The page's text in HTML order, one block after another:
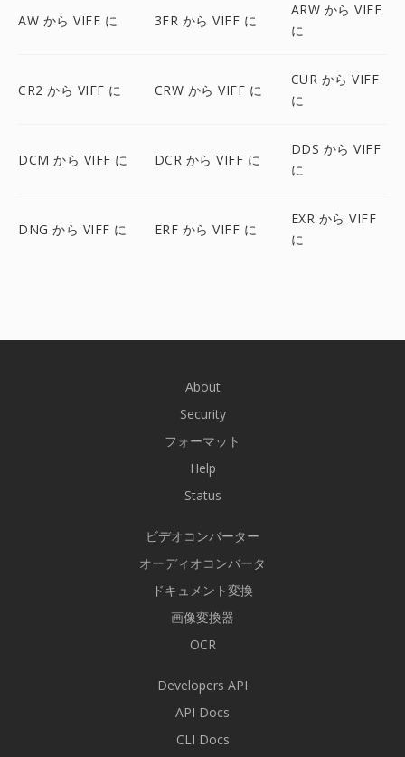
AW から VIFF に 3FR から VIFF に
ARW から VIFF
に
CR2 から VIFF に CRW から VIFF に
CUR から VIFF
に
DCM から VIFF に DCR から VIFF に
DDS から VIFF
に
DNG から VIFF に ERF から VIFF に
EXR から VIFF
に
About
Security
フォーマット
Help
Status
ビデオコンバーター
オーディオコンバータ
ドキュメント変換
画像変換器
OCR
Developers API
API Docs
CLI Docs